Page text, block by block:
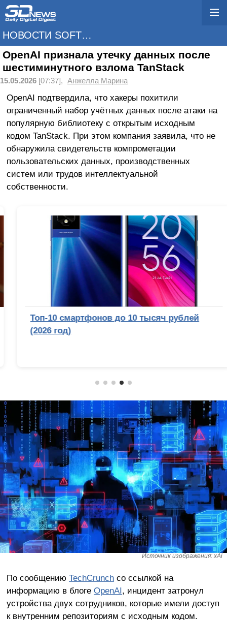
НОВОСТИ SOFTWARE
OpenAI признала утечку данных после
шестиминутного взлома TanStack
15.05.2026 [07:37], Анжелла Марина
OpenAI подтвердила, что хакеры похитили
ограниченный набор учётных данных после атаки на
популярную библиотеку с открытым исходным
кодом TanStack. При этом компания заявила, что не
обнаружила свидетельств компрометации
пользовательских данных, производственных
систем или трудов интеллектуальной
собственности.
Топ-10 смартфонов до 10 тысяч рублей
(2026 год)
Источник изображения: xAi
По сообщению TechCrunchсо ссылкой на
информацию в блоге OpenAI, инцидент затронул
устройства двух сотрудников, которые имели доступ
к внутренним репозиториям с исходным кодом.